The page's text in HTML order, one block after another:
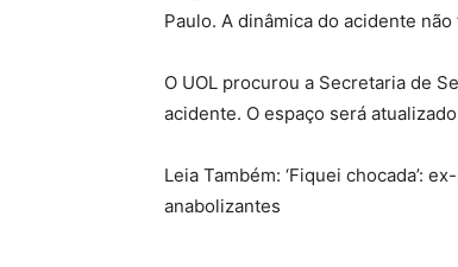
Paulo. A dinâmica do acidente
O UOL procurou a Secretaria de
acidente. O espaço será
Leia Também: ‘Fiquei chocada’:
anabolizantes